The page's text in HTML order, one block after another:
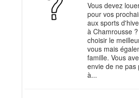
Vous devez
pour vos
aux sports
à Chamrousse
choisir le
vous mais
famille. Vous
envie de ne pas
à...